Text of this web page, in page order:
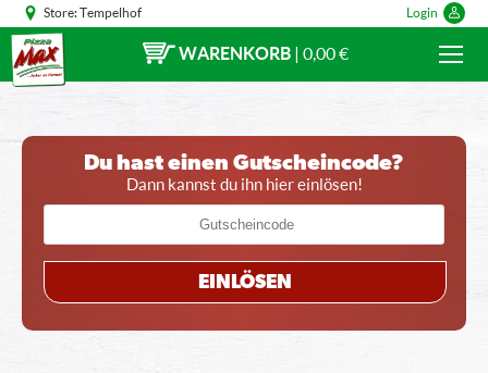
Store:Tempelhof Login
WARENKORB | 0,00 €
Du hast einen Gutscheincode?
Dann kannst du ihn hier einlösen!
EINLÖSEN